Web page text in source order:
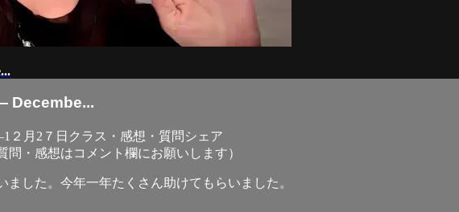
Decembe...
月2７日クラス・感想・質問シェア
・感想はコメント欄にお願いします）
した。今年一年たくさん助けてもらいました。